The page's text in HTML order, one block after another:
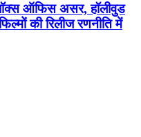
ऑफिस असर, हॉलीवुड
की रिलीज रणनीति में